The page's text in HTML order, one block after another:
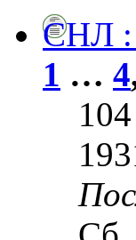
СНЛ :
1 … 4
104